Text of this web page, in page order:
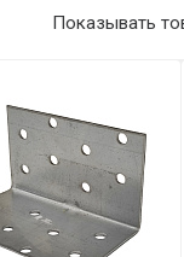
Показывать